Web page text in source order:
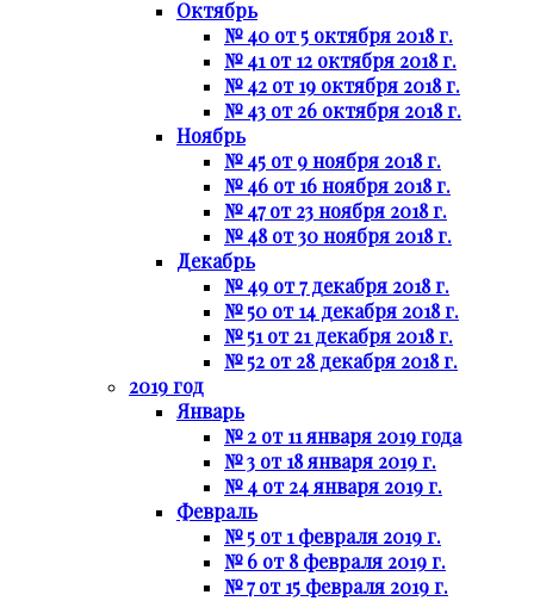
Октябрь
№ 40 от 5 октября 2018 г.
№ 41 от 12 октября 2018 г.
№ 42 от 19 октября 2018 г.
№ 43 от 26 октября 2018 г.
Ноябрь
№ 45 от 9 ноября 2018 г.
№ 46 от 16 ноября 2018 г.
№ 47 от 23 ноября 2018 г.
№ 48 от 30 ноября 2018 г.
Декабрь
№ 49 от 7 декабря 2018 г.
№ 50 от 14 декабря 2018 г.
№ 51 от 21 декабря 2018 г.
№ 52 от 28 декабря 2018 г.
2019 год
Январь
№ 2 от 11 января 2019 года
№ 3 от 18 января 2019 г.
№ 4 от 24 января 2019 г.
Февраль
№ 5 от 1 февраля 2019 г.
№ 6 от 8 февраля 2019 г.
№ 7 от 15 февраля 2019 г.